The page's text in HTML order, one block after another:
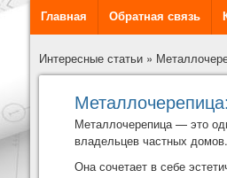
Главная Обратная связь
Интересные статьи »
Металлочерепица— это
владельцев частных домов.
Она сочетает в себе